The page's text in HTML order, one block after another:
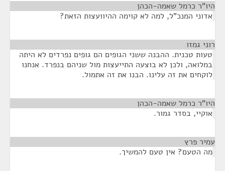
היו"ר כרמל שאמה-הכהן
אדוני המנכ"ל, למה לא קוימה ההיוועצות הזאת?
רוני גמזו
טעות טכנית. ההבנה ששני הגופים הם גופים נפרדים לא היתה
במלואה, ולכן לא בוצעה התייעצות מול שניהם בנפרד. אנחנו
לוקחים את זה עלינו. הבנו את זה אתמול.
היו"ר כרמל שאמה-הכהן
אוקיי, בסדר גמור.
עמיר פרץ
מה הטעם? אין טעם להמשיך.